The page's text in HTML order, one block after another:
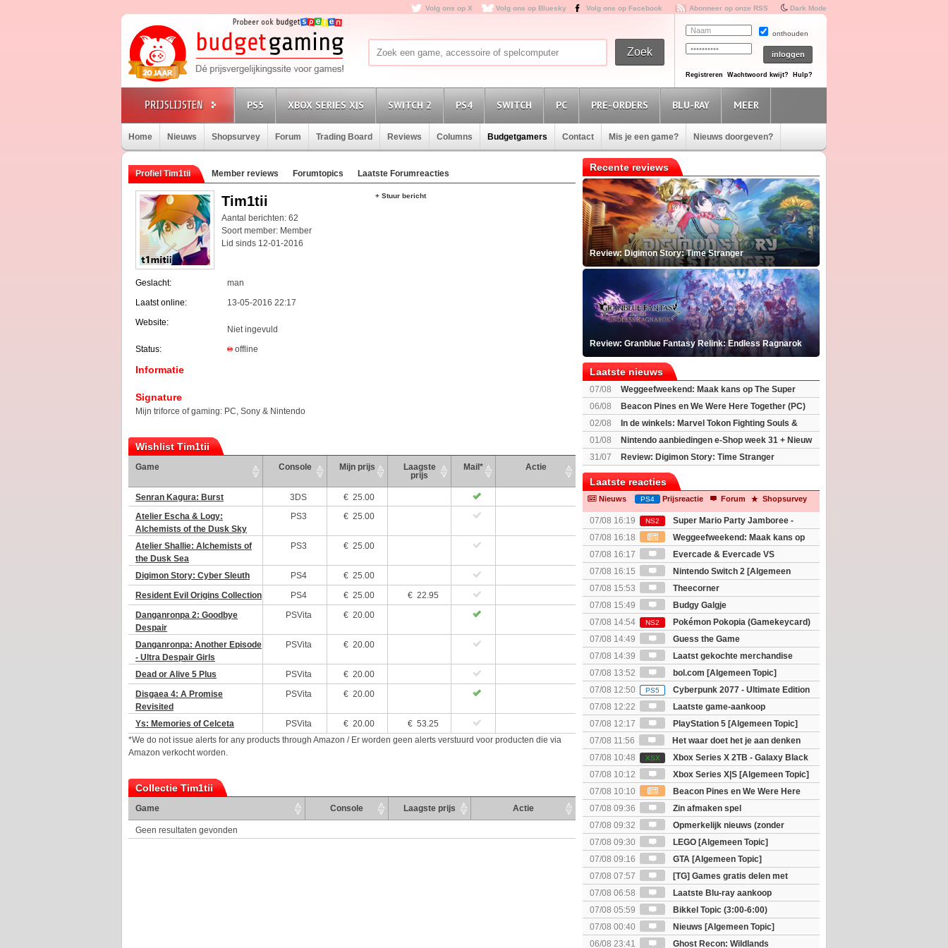
Volg ons op X Volg ons op Bluesky Volg ons op Facebook Abonneer op onze RSS Dark Mode
onthouden
Registreren Wachtwoord kwijt? Hulp?
PS5 XBOX SERIES X|S SWITCH 2 PS4 SWITCH PC PRE-ORDERS BLU-RAY MEER
Home Nieuws Shopsurvey Forum Trading Board Reviews Columns Budgetgamers Contact Mis je een game? Nieuws doorgeven?
Profiel Tim1tii Member reviews Forumtopics Laatste Forumreacties
Tim1tii
Aantal berichten: 62
Soort member: Member
Lid sinds 12-01-2016
Geslacht:
man
Laatst online:
13-05-2016 22:17
Website:
Niet ingevuld
Status:
offline
Informatie
Signature
Mijn triforce of gaming: PC, Sony & Nintendo
+ Stuur bericht
Wishlist Tim1tii
Game Console Mijn prijs
Laagste
prijs
Mail* Actie
Senran Kagura: Burst 3DS € 25.00
Atelier Escha & Logy:
Alchemists of the Dusk Sky
PS3 € 25.00
Atelier Shallie: Alchemists of
the Dusk Sea
PS3 € 25.00
Digimon Story: Cyber Sleuth PS4 € 25.00
Resident Evil Origins Collection
PS4 € 25.00
€ 22.95
Danganronpa 2: Goodbye
Despair
PSVita € 20.00
Danganronpa: Another Episode
- Ultra Despair Girls
PSVita € 20.00
Dead or Alive 5 Plus PSVita € 20.00
Disgaea 4: A Promise
Revisited
PSVita € 20.00
Ys: Memories of Celceta PSVita € 20.00
€ 53.25
*We do not issue alerts for any products through Amazon / Er worden geen alerts verstuurd voor producten die via
Amazon verkocht worden.
Collectie Tim1tii
Game Console Laagste prijs Actie
Geen resultaten gevonden
Recente reviews
Review: Digimon Story: Time Stranger
Review: Granblue Fantasy Relink: Endless Ragnarok
Laatste nieuws
07/08
Weggeefweekend: Maak kans op The Super
Mario Galaxy movie (2x)!
06/08
Beacon Pines en We Were Here Together (PC)
Gratis
02/08
In de winkels: Marvel Tokon Fighting Souls &
Beast of Reincarnation
01/08
Nintendo aanbiedingen e-Shop week 31 + Nieuw
voor Switch 2
31/07 Review: Digimon Story: Time Stranger
Laatste reacties
Nieuws PS4 Prijsreactie Forum Shopsurvey
07/08 16:19 NS2
Super Mario Party Jamboree -
Nintendo Switch 2 Edition
07/08 16:18
Weggeefweekend: Maak kans op
The Super Mario Galaxy movie (2x)!
07/08 16:17
Evercade & Evercade VS
[Algemeen Topic]
07/08 16:15
Nintendo Switch 2 [Algemeen
Topic]
07/08 15:53
Theecorner
07/08 15:49
Budgy Galgje
07/08 14:54
NS2
Pokémon Pokopia (Gamekeycard)
07/08 14:49
Guess the Game
07/08 14:39
Laatst gekochte merchandise
07/08 13:52
bol.com [Algemeen Topic]
07/08 12:50
PS5
Cyberpunk 2077 - Ultimate Edition
07/08 12:22
Laatste game-aankoop
07/08 12:17
PlayStation 5 [Algemeen Topic]
07/08 11:56
Het waar doet het je aan denken
spel! (3 posts wachten!)
07/08 10:48 XSX
Xbox Series X 2TB - Galaxy Black
Special Edition
07/08 10:12
Xbox Series X|S [Algemeen Topic]
07/08 10:10
Beacon Pines en We Were Here
Together (PC) Gratis
07/08 09:36
Zin afmaken spel
07/08 09:32
Opmerkelijk nieuws (zonder
politiek/religie)
07/08 09:30
LEGO [Algemeen Topic]
07/08 09:16
GTA [Algemeen Topic]
07/08 07:57
[TG] Games gratis delen met
elkaar.
07/08 06:58
Laatste Blu-ray aankoop
07/08 05:59
Bikkel Topic (3:00-6:00)
07/08 00:40
Nieuws [Algemeen Topic]
06/08 23:41
Ghost Recon: Wildlands